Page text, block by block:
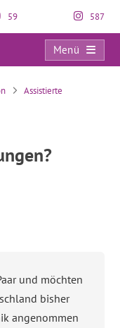
59 587
Menü
Assistierte
und möchten
bisher
angenommen